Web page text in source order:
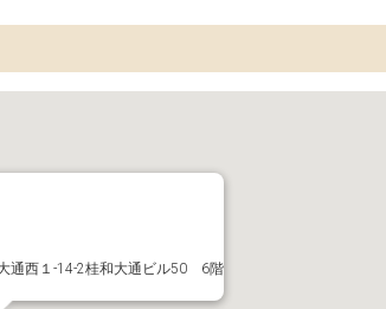
通西１-14-2桂和大通ビル50 6階